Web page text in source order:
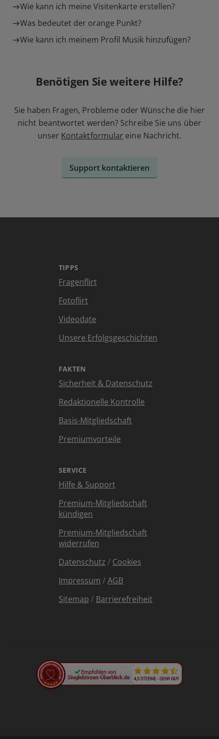
Wie kann ich meine Visitenkarte erstellen?
Was bedeutet der orange Punkt?
Wie kann ich meinem Profil Musik hinzufügen?
Benötigen Sie weitere Hilfe?
Sie haben Fragen, Probleme oder Wünsche die hier
nicht beantwortet werden? Schreibe Sie uns über
unser Kontaktformular eine Nachricht.
Support kontaktieren
TIPPS
Fragenflirt
Fotoflirt
Videodate
Unsere Erfolgsgeschichten
FAKTEN
Sicherheit & Datenschutz
Redaktionelle Kontrolle
Basis-Mitgliedschaft
Premiumvorteile
SERVICE
Hilfe & Support
Premium-Mitgliedschaft
kündigen
Premium-Mitgliedschaft
widerrufen
Datenschutz / Cookies
Impressum /AGB
Sitemap / Barrierefreiheit